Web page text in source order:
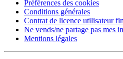
Préférences des cookies
Conditions générales
Contrat de licence utilisateur
Ne vends/ne partage pas mes
Mentions légales